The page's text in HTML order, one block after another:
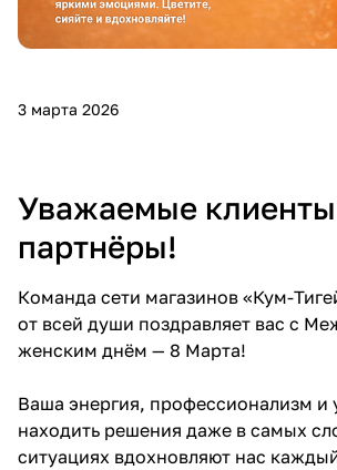
3 марта 2026
Уважаемые
партнёры!
Команда сети магазинов «Кум-
от всей души поздравляет вас с
женским днём — 8 Марта!
Ваша энергия, профессионализм и
находить решения даже в самых
ситуациях вдохновляют нас
Добавляйте товары
Получайте товар
выбранный способом
Оставшиеся75% будут
списыватьсяс вашей карты